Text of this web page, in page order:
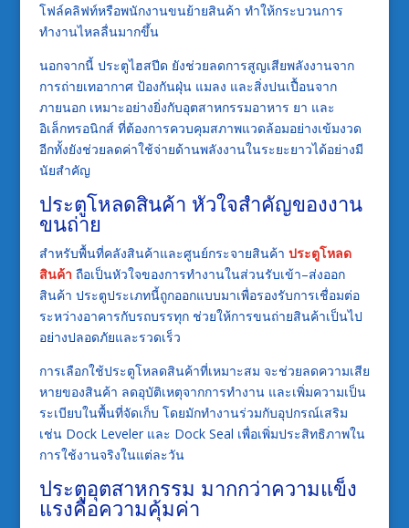
โฟล์คลิฟท์หรือพนักงานขนย้ายสินค้า ทำให้กระบวนการ
ทำงานไหลลื่นมากขึ้น
นอกจากนี้ ประตูไฮสปีด ยังช่วยลดการสูญเสียพลังงานจาก
การถ่ายเทอากาศ ป้องกันฝุ่น แมลง และสิ่งปนเปื้อนจาก
ภายนอก เหมาะอย่างยิ่งกับอุตสาหกรรมอาหาร ยา และ
อิเล็กทรอนิกส์ ที่ต้องการควบคุมสภาพแวดล้อมอย่างเข้มงวด
อีกทั้งยังช่วยลดค่าใช้จ่ายด้านพลังงานในระยะยาวได้อย่างมี
นัยสำคัญ
ประตูโหลดสินค้า หัวใจสำคัญของงาน
ขนถ่าย
สำหรับพื้นที่คลังสินค้าและศูนย์กระจายสินค้า ประตูโหลด
สินค้า ถือเป็นหัวใจของการทำงานในส่วนรับเข้า–ส่งออก
สินค้า ประตูประเภทนี้ถูกออกแบบมาเพื่อรองรับการเชื่อมต่อ
ระหว่างอาคารกับรถบรรทุก ช่วยให้การขนถ่ายสินค้าเป็นไป
อย่างปลอดภัยและรวดเร็ว
การเลือกใช้ประตูโหลดสินค้าที่เหมาะสม จะช่วยลดความเสีย
หายของสินค้า ลดอุบัติเหตุจากการทำงาน และเพิ่มความเป็น
ระเบียบในพื้นที่จัดเก็บ โดยมักทำงานร่วมกับอุปกรณ์เสริม
เช่น Dock Leveler และ Dock Seal เพื่อเพิ่มประสิทธิภาพใน
การใช้งานจริงในแต่ละวัน
ประตูอุตสาหกรรม มากกว่าความแข็ง
แรงคือความคุ้มค่า